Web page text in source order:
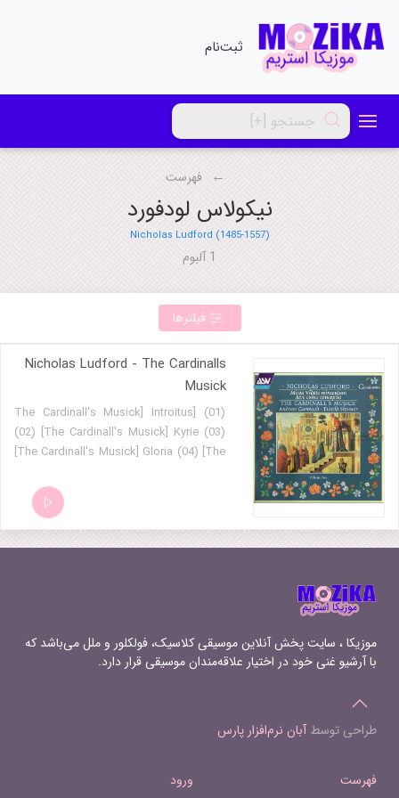
ثبت‌نام
فهرست
نیکولاس لودفورد
Nicholas Ludford (1485-1557)
فیلترها
Nicholas Ludford - The Cardinalls
Musick
(01) [The Cardinall's Musick] Introitus
(02) [The Cardinall's Musick] Kyrie (03)
[The Cardinall's Musick] Gloria (04) [The
Cardinall's Musick] Alleluya (06) [The
Cardinall's Musick] Sequencia (07) [The
Cardinall's Musick] Credo (08) [The
Cardinall's Musick] Offertorium (09)
Ave Cuius Conceptio (13) [The
Cardinall's Musick] Responsorium
موزیکا ، سایت پخش آنلاین موسیقی کلاسیک، فولکلور و ملل می‌باشد که
با آرشیو غنی خود در اختیار علاقه‌مندان موسیقی قرار دارد.
طراحی توسطآبان نرم‌افزار پارس
فهرست
ورود